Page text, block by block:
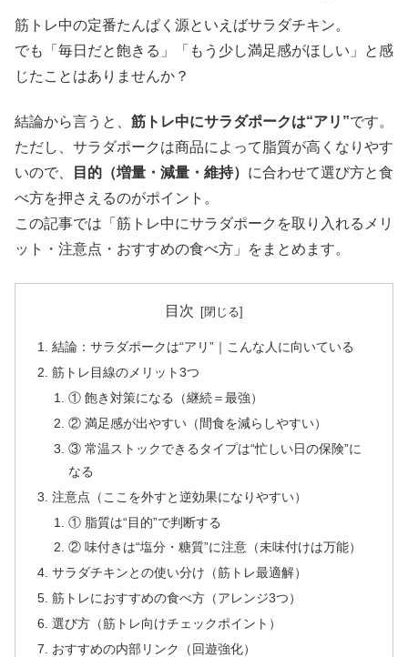
筋トレ中の定番たんぱく源といえばサラダチキン。
でも「毎日だと飽きる」「もう少し満足感がほしい」と感
じたことはありませんか？
結論から言うと、 筋トレ中にサラダポークは“アリ”です。
ただし、サラダポークは商品によって脂質が高くなりやす
いので、
目的（増量・減量・維持） に合わせて選び方と食
べ方を押さえるのがポイント。
この記事では「筋トレ中にサラダポークを取り入れるメリ
ット・注意点・おすすめの食べ方」をまとめます。
目次
結論：サラダポークは“アリ”｜こんな人に向いている
筋トレ目線のメリット3つ
① 飽き対策になる（継続＝最強）
② 満足感が出やすい（間食を減らしやすい）
③ 常温ストックできるタイプは“忙しい日の保険”に
なる
注意点（ここを外すと逆効果になりやすい）
① 脂質は“目的”で判断する
② 味付きは“塩分・糖質”に注意（未味付けは万能）
サラダチキンとの使い分け（筋トレ最適解）
筋トレにおすすめの食べ方（アレンジ3つ）
選び方（筋トレ向けチェックポイント）
おすすめの内部リンク（回遊強化）